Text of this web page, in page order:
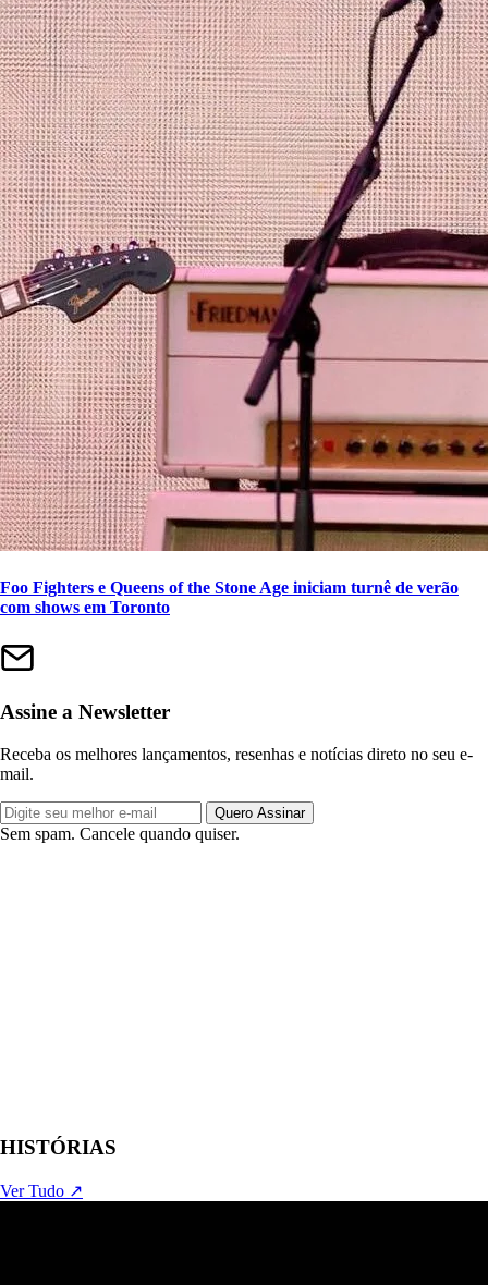
Foo Fighters e Queens of the Stone Age iniciam turnê de verão
com shows em Toronto
Assine a Newsletter
Receba os melhores lançamentos, resenhas e notícias direto no seu e-
mail.
Quero Assinar
Sem spam. Cancele quando quiser.
HISTÓRIAS
Ver Tudo ↗